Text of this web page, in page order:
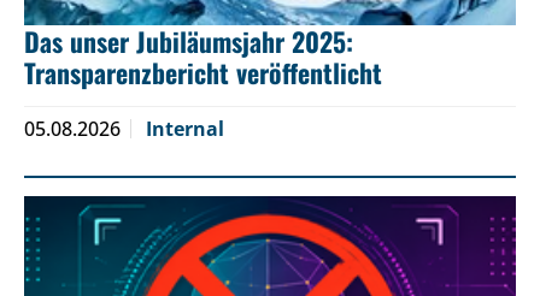
Das unser Jubiläumsjahr 2025:
Transparenzbericht veröffentlicht
05.08.2026 Internal